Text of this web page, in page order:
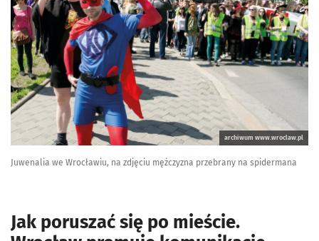
archiwum www.wroclaw.pl
Juwenalia we Wrocławiu, na zdjęciu mężczyzna przebrany na spidermana
Jak poruszać się po mieście.